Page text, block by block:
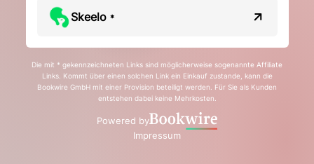
Skeelo *
Die mit * gekennzeichneten Links sind möglicherweise sogenannte Affiliate
Links. Kommt über einen solchen Link ein Einkauf zustande, kann die
Bookwire GmbH mit einer Provision beteiligt werden. Für Sie als Kunden
entstehen dabei keine Mehrkosten.
Powered by
Impressum